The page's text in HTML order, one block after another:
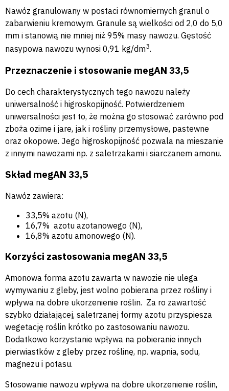
Nawóz granulowany w postaci równomiernych granul o
zabarwieniu kremowym. Granule są wielkości od 2,0 do 5,0
mm i stanowią nie mniej niż 95% masy nawozu. Gęstość
nasypowa nawozu wynosi 0,91 kg/dm3.
Przeznaczenie i stosowanie megAN 33,5
Do cech charakterystycznych tego nawozu należy
uniwersalność i higroskopijność. Potwierdzeniem
uniwersalności jest to, że można go stosować zarówno pod
zboża ozime i jare, jak i rośliny przemysłowe, pastewne
oraz okopowe. Jego higroskopijność pozwala na mieszanie
z innymi nawozami np. z saletrzakami i siarczanem amonu.
Skład megAN 33,5
Nawóz zawiera:
33,5% azotu (N),
16,7% azotu azotanowego (N),
16,8% azotu amonowego (N).
Korzyści zastosowania megAN 33,5
Amonowa forma azotu zawarta w nawozie nie ulega
wymywaniu z gleby, jest wolno pobierana przez rośliny i
wpływa na dobre ukorzenienie roślin. Za ro zawartość
szybko działającej, saletrzanej formy azotu przyspiesza
wegetację roślin krótko po zastosowaniu nawozu.
Dodatkowo korzystanie wpływa na pobieranie innych
pierwiastków z gleby przez roślinę, np. wapnia, sodu,
magnezu i potasu.
Stosowanie nawozu wpływa na dobre ukorzenienie roślin,